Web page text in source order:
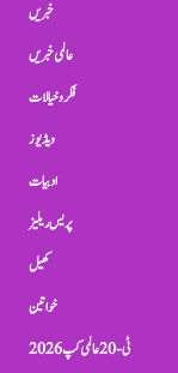
خبریں
عالمی خبریں
فکر و خیالات
ویڈیوز
ادبیات
پریس ریلیز
کھیل
خواتین
ٹی-20 عالمی کپ 2026